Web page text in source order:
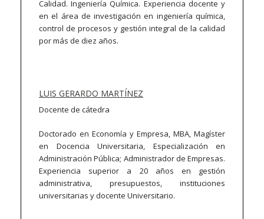
Calidad. Ingeniería Química. Experiencia docente y
en el área de investigación en ingeniería química,
control de procesos y gestión integral de la calidad
por más de diez años.
LUIS GERARDO MARTÍNEZ
Docente de cátedra
Doctorado en Economía y Empresa, MBA, Magíster
en Docencia Universitaria, Especialización en
Administración Pública; Administrador de Empresas.
Experiencia superior a 20 años en gestión
administrativa, presupuestos, instituciones
universitarias y docente Universitario.